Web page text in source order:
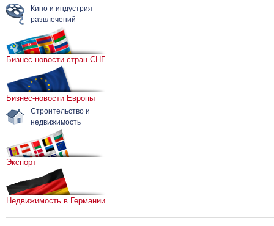
Кино и индустрия
развлечений
Бизнес-новости стран СНГ
Бизнес-новости Европы
Строительство и
недвижимость
Экспорт
Недвижимость в Германии